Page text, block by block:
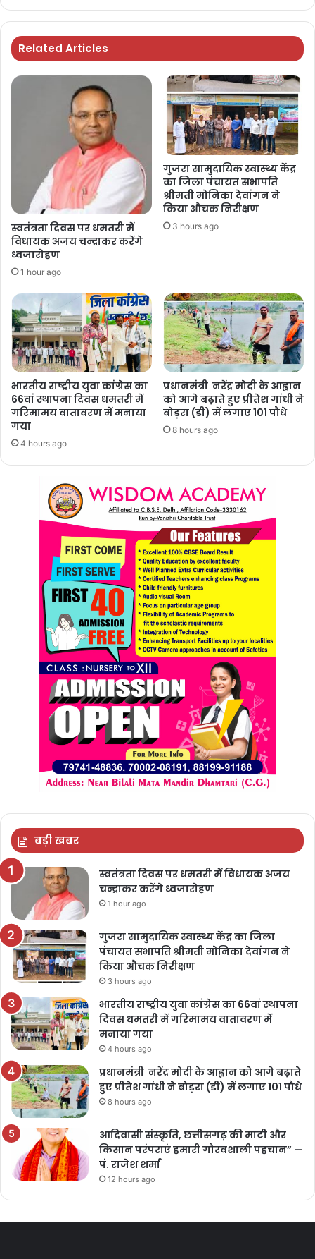
Related Articles
स्वतंत्रता दिवस पर धमतरी में
विधायक अजय चन्द्राकर करेंगे
ध्वजारोहण
1 hour ago
गुजरा सामुदायिक स्वास्थ्य केंद्र
का जिला पंचायत सभापति
श्रीमती मोनिका देवांगन ने
किया औचक निरीक्षण
3 hours ago
भारतीय राष्ट्रीय युवा कांग्रेस का
66वां स्थापना दिवस धमतरी में
गरिमामय वातावरण में मनाया
गया
4 hours ago
प्रधानमंत्री नरेंद्र मोदी के आह्वान
को आगे बढ़ाते हुए प्रीतेश गांधी ने
बोड़रा (डी) में लगाए 101 पौधे
8 hours ago
बड़ी खबर
स्वतंत्रता दिवस पर धमतरी में विधायक अजय
चन्द्राकर करेंगे ध्वजारोहण
1 hour ago
गुजरा सामुदायिक स्वास्थ्य केंद्र का जिला
पंचायत सभापति श्रीमती मोनिका देवांगन ने
किया औचक निरीक्षण
3 hours ago
भारतीय राष्ट्रीय युवा कांग्रेस का 66वां स्थापना
दिवस धमतरी में गरिमामय वातावरण में
मनाया गया
4 hours ago
प्रधानमंत्री नरेंद्र मोदी के आह्वान को आगे बढ़ाते
हुए प्रीतेश गांधी ने बोड़रा (डी) में लगाए 101 पौधे
8 hours ago
आदिवासी संस्कृति, छत्तीसगढ़ की माटी और
किसान परंपराएं हमारी गौरवशाली पहचान” —
पं. राजेश शर्मा
12 hours ago